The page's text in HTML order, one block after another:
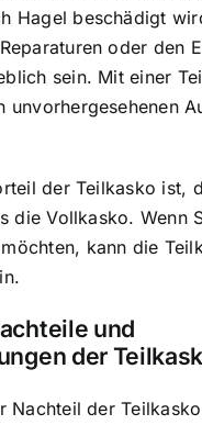
Hagel beschädigt
oder den
sein. Mit einer
unvorhergesehenen
der Teilkasko ist,
die Vollkasko. Wenn
kann die
und
der
Nachteil der